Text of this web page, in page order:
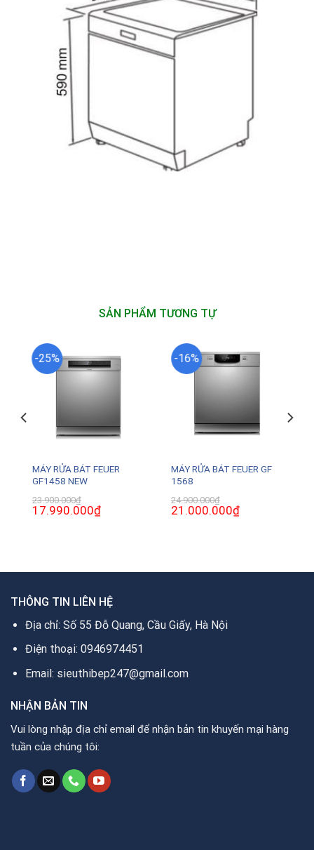
SẢN PHẨM TƯƠNG TỰ
-25%
MÁY RỬA BÁT FEUER
GF1458 NEW
23.900.000₫
Giá
gốc
17.990.000₫Giá
hiện
-16%
MÁY RỬA BÁT FEUER GF
1568
24.900.000₫
Giá
gốc
21.000.000₫Giá
hiện
THÔNG TIN LIÊN HỆ
Địa chỉ: Số 55 Đỗ Quang, Cầu Giấy, Hà Nội
Điện thoại: 0946974451
Email: sieuthibep247@gmail.com
NHẬN BẢN TIN
Vui lòng nhập địa chỉ email để nhận bản tin khuyến mại hàng
tuần của chúng tôi: